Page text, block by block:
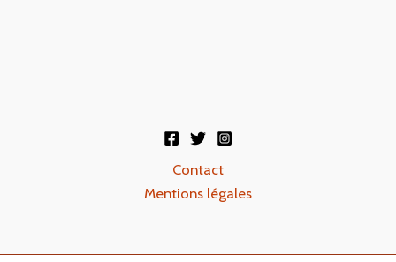
Contact
Mentions légales